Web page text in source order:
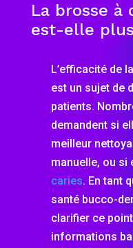
La brosse
est-elle
L’efficacité de
est un sujet de
patients.
demandent si
meilleur
manuelle, ou si
caries. En tant
santé bucco-
clarifier ce
informations